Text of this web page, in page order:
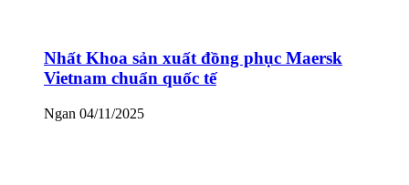
Nhất Khoa sản xuất đồng phục Maersk
Vietnam chuẩn quốc tế
Ngan 04/11/2025